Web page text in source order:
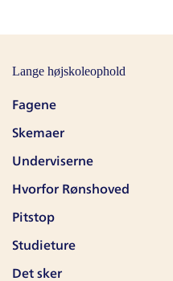
Lange højskoleophold
Fagene
Skemaer
Underviserne
Hvorfor Rønshoved
Pitstop
Studieture
Det sker